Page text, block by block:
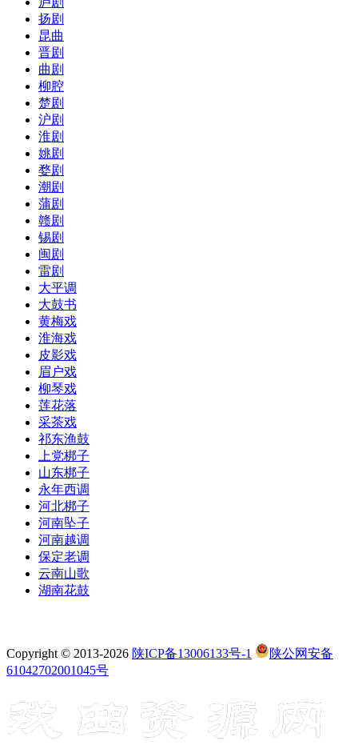
扬剧
昆曲
晋剧
曲剧
柳腔
楚剧
沪剧
淮剧
姚剧
婺剧
潮剧
蒲剧
赣剧
锡剧
闽剧
雷剧
大平调
大鼓书
黄梅戏
淮海戏
皮影戏
眉户戏
柳琴戏
莲花落
采茶戏
祁东渔鼓
上党梆子
山东梆子
永年西调
河北梆子
河南坠子
河南越调
保定老调
云南山歌
湖南花鼓
Copyright © 2013-2026 陕ICP备13006133号-1
陕公网安备
61042702001045号